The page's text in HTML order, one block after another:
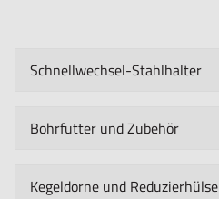
Schnellwechsel-Stahlhalter
Bohrfutter und Zubehör
Kegeldorne und Reduzierhülse